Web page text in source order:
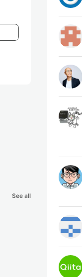
See all